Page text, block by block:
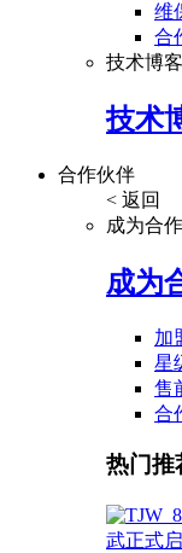
维
合
技术博客
技术
合作伙伴
< 返回
成为合
成为
加
星
售
合
热门推
武正式